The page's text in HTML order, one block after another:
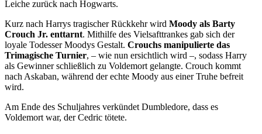
Leiche zurück nach Hogwarts.
Kurz nach Harrys tragischer Rückkehr wird Moody als Barty
Crouch Jr. enttarnt. Mithilfe des Vielsafttrankes gab sich der
loyale Todesser Moodys Gestalt. Crouchs manipulierte das
Trimagische Turnier, – wie nun ersichtlich wird –, sodass Harry
als Gewinner schließlich zu Voldemort gelangte. Crouch kommt
nach Askaban, während der echte Moody aus einer Truhe befreit
wird.
Am Ende des Schuljahres verkündet Dumbledore, dass es
Voldemort war, der Cedric tötete.